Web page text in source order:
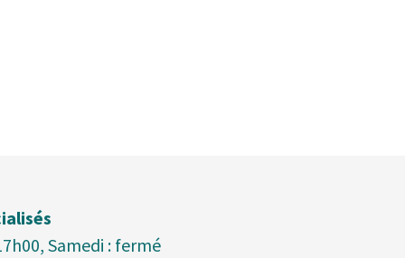
Samedi : fermé